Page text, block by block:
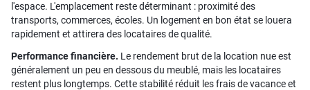
l'espace. L'emplacement reste déterminant : proximité des
transports, commerces, écoles. Un logement en bon état se louera
rapidement et attirera des locataires de qualité.
Performance financière. Le rendement brut de la location nue est
généralement un peu en dessous du meublé, mais les locataires
restent plus longtemps. Cette stabilité réduit les frais de vacance et